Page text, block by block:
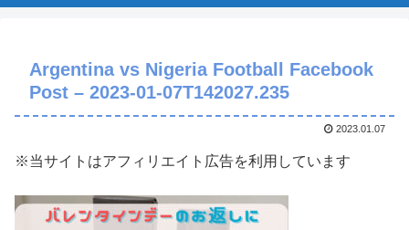
Argentina vs Nigeria Football Facebook
Post – 2023-01-07T142027.235
2023.01.07
※当サイトはアフィリエイト広告を利用しています